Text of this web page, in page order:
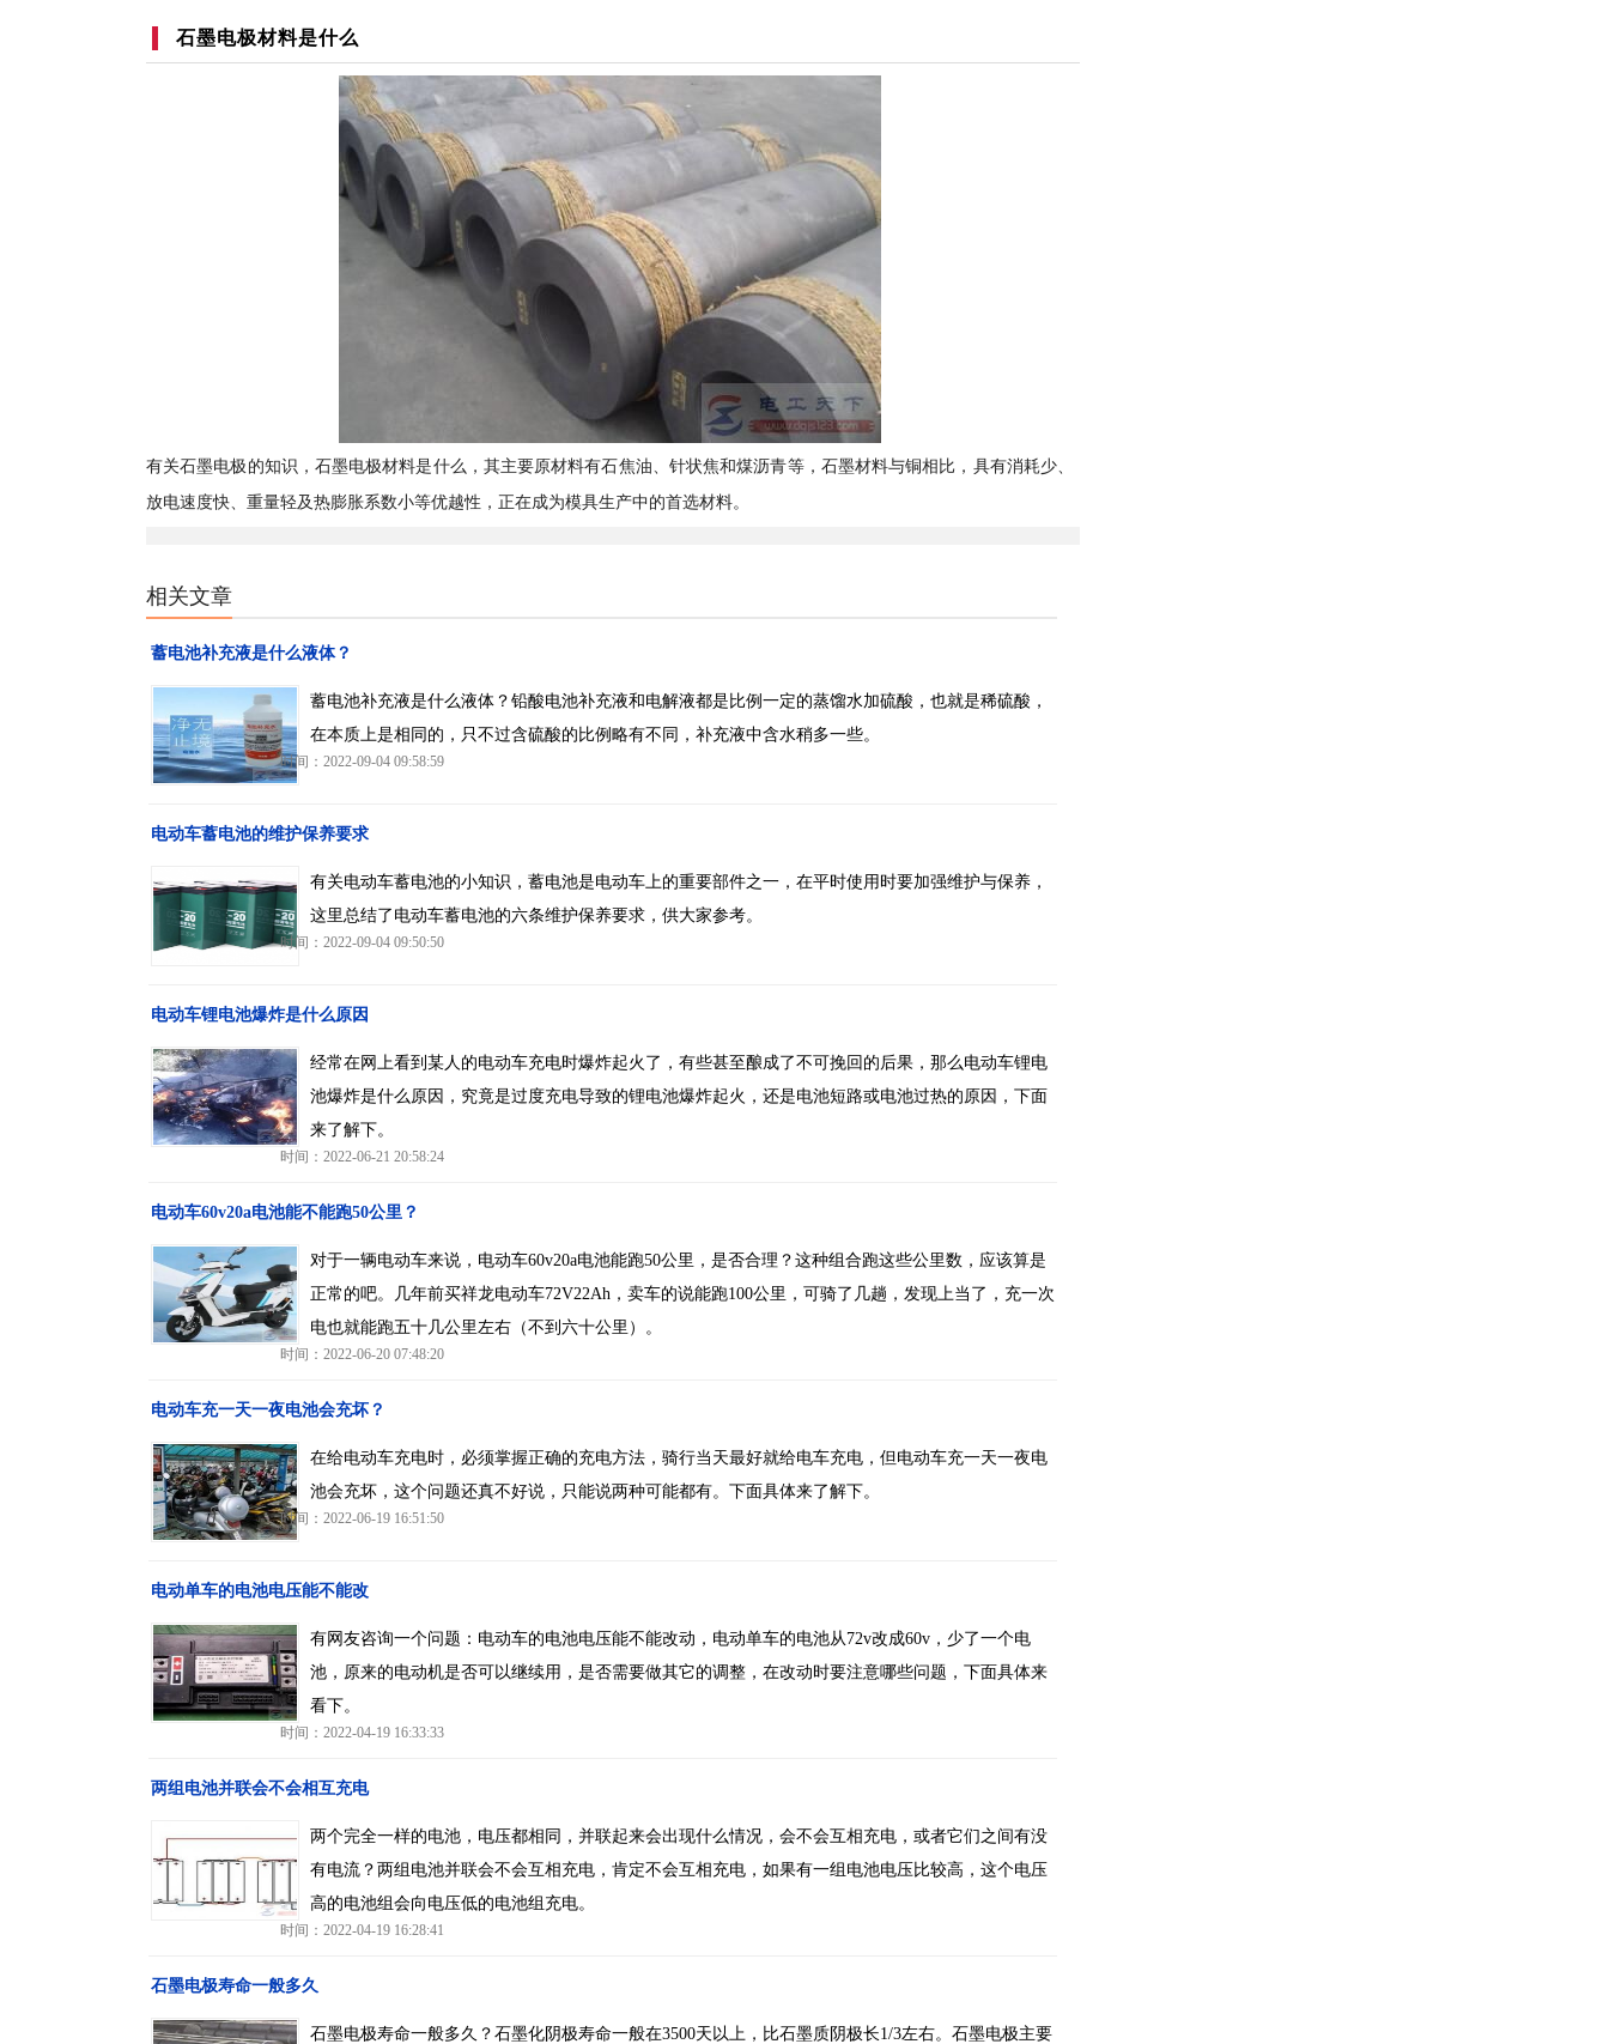
石墨电极材料是什么
有关石墨电极的知识，石墨电极材料是什么，其主要原材料有石焦油、针状焦和煤沥青等，石墨材料与铜相比，具有消耗少、
放电速度快、重量轻及热膨胀系数小等优越性，正在成为模具生产中的首选材料。
相关文章
蓄电池补充液是什么液体？
蓄电池补充液是什么液体？铅酸电池补充液和电解液都是比例一定的蒸馏水加硫酸，也就是稀硫酸，
在本质上是相同的，只不过含硫酸的比例略有不同，补充液中含水稍多一些。
时间：2022-09-04 09:58:59
电动车蓄电池的维护保养要求
有关电动车蓄电池的小知识，蓄电池是电动车上的重要部件之一，在平时使用时要加强维护与保养，
这里总结了电动车蓄电池的六条维护保养要求，供大家参考。
时间：2022-09-04 09:50:50
电动车锂电池爆炸是什么原因
经常在网上看到某人的电动车充电时爆炸起火了，有些甚至酿成了不可挽回的后果，那么电动车锂电
池爆炸是什么原因，究竟是过度充电导致的锂电池爆炸起火，还是电池短路或电池过热的原因，下面
来了解下。
时间：2022-06-21 20:58:24
电动车60v20a电池能不能跑50公里？
对于一辆电动车来说，电动车60v20a电池能跑50公里，是否合理？这种组合跑这些公里数，应该算是
正常的吧。几年前买祥龙电动车72V22Ah，卖车的说能跑100公里，可骑了几趟，发现上当了，充一次
电也就能跑五十几公里左右（不到六十公里）。
时间：2022-06-20 07:48:20
电动车充一天一夜电池会充坏？
在给电动车充电时，必须掌握正确的充电方法，骑行当天最好就给电车充电，但电动车充一天一夜电
池会充坏，这个问题还真不好说，只能说两种可能都有。下面具体来了解下。
时间：2022-06-19 16:51:50
电动单车的电池电压能不能改
有网友咨询一个问题：电动车的电池电压能不能改动，电动单车的电池从72v改成60v，少了一个电
池，原来的电动机是否可以继续用，是否需要做其它的调整，在改动时要注意哪些问题，下面具体来
看下。
时间：2022-04-19 16:33:33
两组电池并联会不会相互充电
两个完全一样的电池，电压都相同，并联起来会出现什么情况，会不会互相充电，或者它们之间有没
有电流？两组电池并联会不会互相充电，肯定不会互相充电，如果有一组电池电压比较高，这个电压
高的电池组会向电压低的电池组充电。
时间：2022-04-19 16:28:41
石墨电极寿命一般多久
石墨电极寿命一般多久？石墨化阴极寿命一般在3500天以上，比石墨质阴极长1/3左右。石墨电极主要